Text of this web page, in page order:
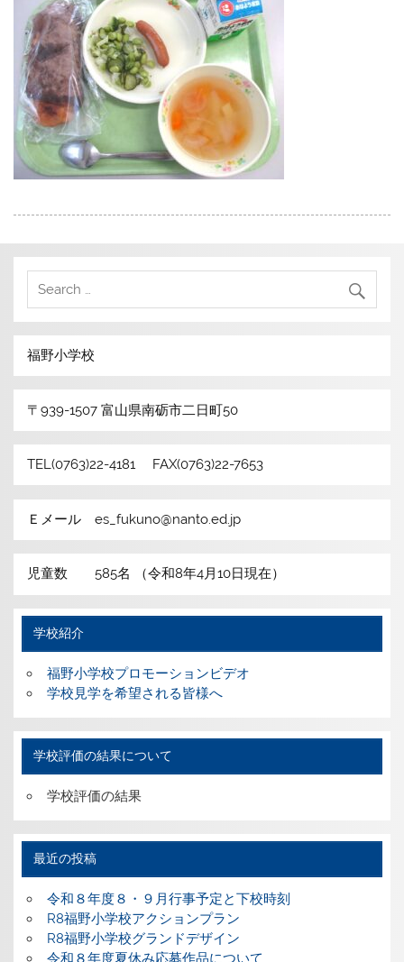
福野小学校
〒939-1507 富山県南砺市二日町50
TEL(0763)22-4181 FAX(0763)22-7653
Ｅメール es_fukuno@nanto.ed.jp
児童数 585名 （令和8年4月10日現在）
学校紹介
福野小学校プロモーションビデオ
学校見学を希望される皆様へ
学校評価の結果について
学校評価の結果
最近の投稿
令和８年度８・９月行事予定と下校時刻
R8福野小学校アクションプラン
R8福野小学校グランドデザイン